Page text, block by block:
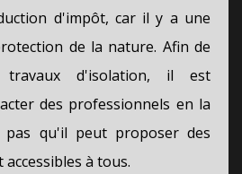
d'impôt, car il y a une
de la nature. Afin de
d'isolation, il est
des professionnels en la
pas qu'il peut proposer des
à tous.